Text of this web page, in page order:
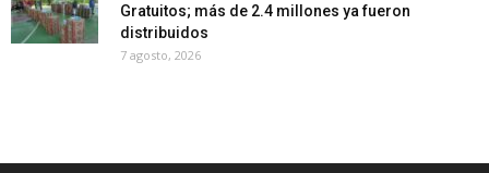
Gratuitos; más de 2.4 millones ya fueron
distribuidos
7 agosto, 2026